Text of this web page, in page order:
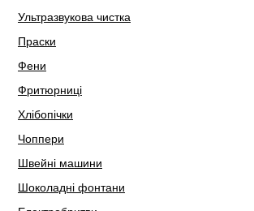
Ультразвукова чистка
Праски
Фени
Фритюрниці
Хлібопічки
Чоппери
Швейні машини
Шоколадні фонтани